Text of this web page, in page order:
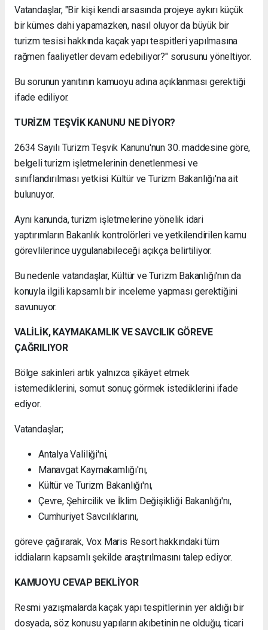
Vatandaşlar, "Bir kişi kendi arsasında projeye aykırı küçük
bir kümes dahi yapamazken, nasıl oluyor da büyük bir
turizm tesisi hakkında kaçak yapı tespitleri yapılmasına
rağmen faaliyetler devam edebiliyor?" sorusunu yöneltiyor.
Bu sorunun yanıtının kamuoyu adına açıklanması gerektiği
ifade ediliyor.
TURİZM TEŞVİK KANUNU NE DİYOR?
2634 Sayılı Turizm Teşvik Kanunu'nun 30. maddesine göre,
belgeli turizm işletmelerinin denetlenmesi ve
sınıflandırılması yetkisi Kültür ve Turizm Bakanlığı'na ait
bulunuyor.
Aynı kanunda, turizm işletmelerine yönelik idari
yaptırımların Bakanlık kontrolörleri ve yetkilendirilen kamu
görevlilerince uygulanabileceği açıkça belirtiliyor.
Bu nedenle vatandaşlar, Kültür ve Turizm Bakanlığı'nın da
konuyla ilgili kapsamlı bir inceleme yapması gerektiğini
savunuyor.
VALİLİK, KAYMAKAMLIK VE SAVCILIK GÖREVE
ÇAĞRILIYOR
Bölge sakinleri artık yalnızca şikâyet etmek
istemediklerini, somut sonuç görmek istediklerini ifade
ediyor.
Vatandaşlar;
Antalya Valiliği'ni,
Manavgat Kaymakamlığı'nı,
Kültür ve Turizm Bakanlığı'nı,
Çevre, Şehircilik ve İklim Değişikliği Bakanlığı'nı,
Cumhuriyet Savcılıklarını,
göreve çağırarak, Vox Maris Resort hakkındaki tüm
iddiaların kapsamlı şekilde araştırılmasını talep ediyor.
KAMUOYU CEVAP BEKLİYOR
Resmi yazışmalarda kaçak yapı tespitlerinin yer aldığı bir
dosyada, söz konusu yapıların akıbetinin ne olduğu, ticari